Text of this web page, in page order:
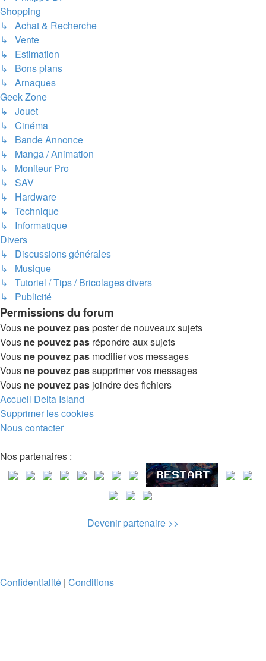
Shopping
↳ Achat & Recherche
↳ Vente
↳ Estimation
↳ Bons plans
↳ Arnaques
Geek Zone
↳ Jouet
↳ Cinéma
↳ Bande Annonce
↳ Manga / Animation
↳ Moniteur Pro
↳ SAV
↳ Hardware
↳ Technique
↳ Informatique
Divers
↳ Discussions générales
↳ Musique
↳ Tutoriel / Tips / Bricolages divers
↳ Publicité
Permissions du forum
Vous ne pouvez pasposter de nouveaux sujets
Vous ne pouvez pas répondre aux sujets
Vous ne pouvez pas modifier vos messages
Vous ne pouvez passupprimer vos messages
Vous ne pouvez pas joindre des fichiers
Accueil Delta Island
Supprimer les cookies
Nous contacter
Nos partenaires :
Devenir partenaire >>
Confidentialité | Conditions